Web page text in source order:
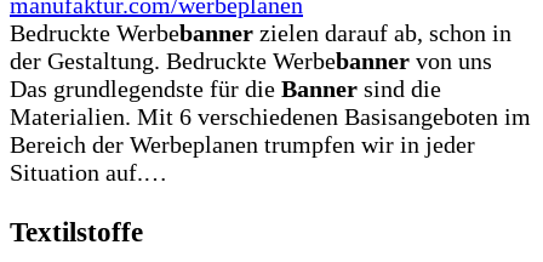
Bedruckte Werbebanner zielen darauf ab, schon in
der Gestaltung. Bedruckte Werbebanner von uns
Das grundlegendste für die Banner sind die
Materialien. Mit 6 verschiedenen Basisangeboten im
Bereich der Werbeplanen trumpfen wir in jeder
Situation auf.…
Textilstoffe